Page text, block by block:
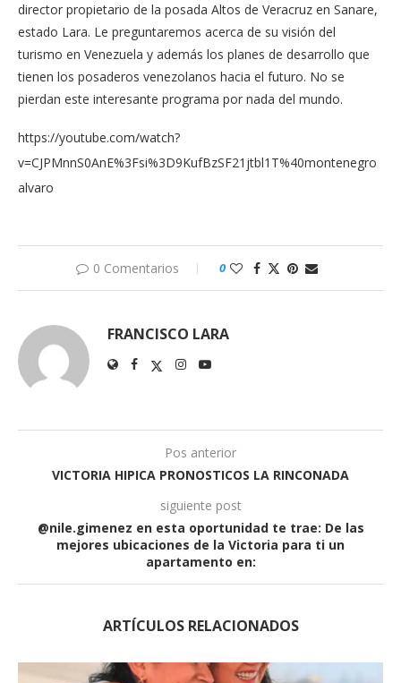
director propietario de la posada Altos de Veracruz en Sanare,
estado Lara. Le preguntaremos acerca de su visión del
turismo en Venezuela y además los planes de desarrollo que
tienen los posaderos venezolanos hacia el futuro. No se
pierdan este interesante programa por nada del mundo.
https://youtube.com/watch?
v=CJPMnnS0AnE%3Fsi%3D9KufBzSF21jtbl1T%40montenegro
alvaro
0 Comentarios 0
FRANCISCO LARA
Pos anterior
VICTORIA HIPICA PRONOSTICOS LA RINCONADA
siguiente post
@nile.gimenez en esta oportunidad te trae: De las
mejores ubicaciones de la Victoria para ti un
apartamento en:
ARTÍCULOS RELACIONADOS